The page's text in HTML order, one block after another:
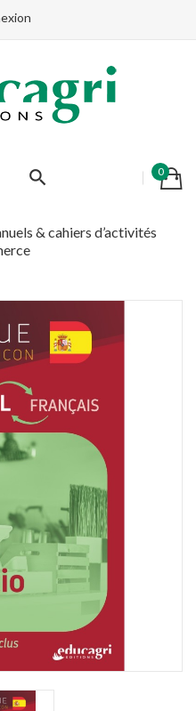
0
& cahiers d’activités
×
ajouter des produits dans
Connectez-vous